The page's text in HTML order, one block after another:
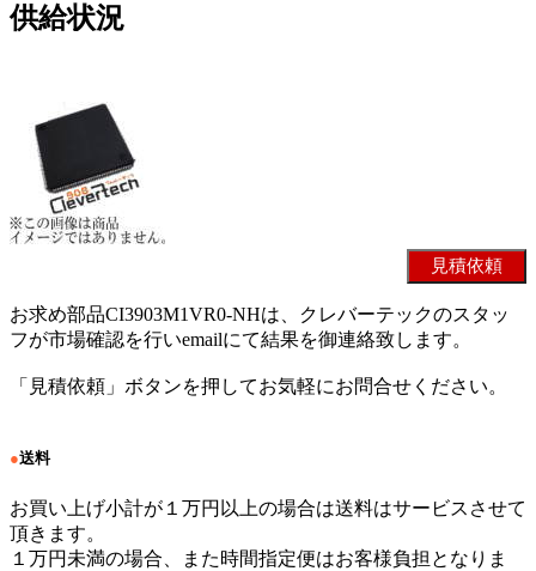
供給状況
お求め部品CI3903M1VR0-NHは、クレバーテックのスタッ
フが市場確認を行いemailにて結果を御連絡致します。
「見積依頼」ボタンを押してお気軽にお問合せください。
●送料
お買い上げ小計が１万円以上の場合は送料はサービスさせて
頂きます。
１万円未満の場合、また時間指定便はお客様負担となりま